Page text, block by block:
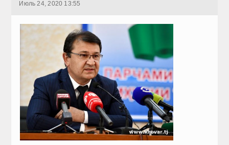
Июль 24, 2020 13:55